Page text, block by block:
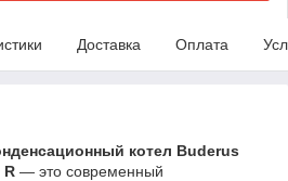
Доставка Оплата
котел Buderus
R — это современный